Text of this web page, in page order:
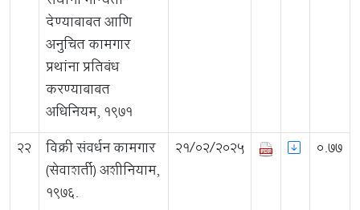
देण्याबाबत आणि
अनुचित कामगार
प्रथांना प्रतिबंध
करण्याबाबत
अधिनियम, १९७१
22 विक्री संवर्धन कामगार
(सेवाशर्ती) अशीनियाम,
१९७६.
21/02/2025 0.77